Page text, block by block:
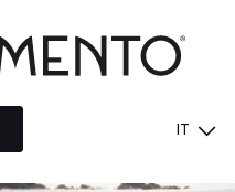
IT